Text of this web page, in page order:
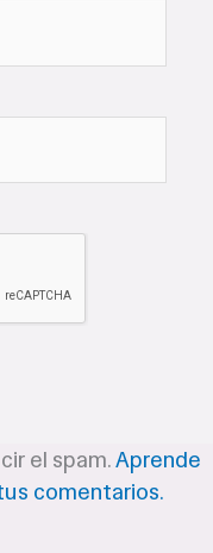
el spam.Aprende
comentarios.